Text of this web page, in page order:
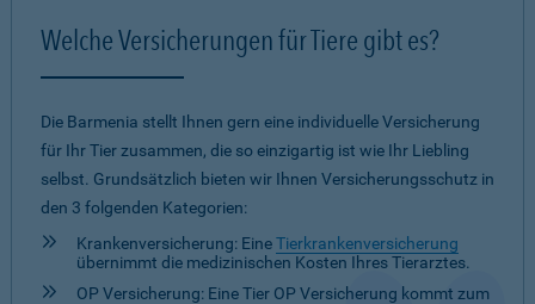
Welche Versicherungen für Tiere gibt es?
Die Barmenia stellt Ihnen gern eine individuelle Versicherung
für Ihr Tier zusammen, die so einzigartig ist wie Ihr Liebling
selbst. Grundsätzlich bieten wir Ihnen Versicherungsschutz in
den 3 folgenden Kategorien:
Krankenversicherung: EineTierkrankenversicherung
übernimmt die medizinischen Kosten Ihres Tierarztes.
OP Versicherung: Eine Tier OP Versicherung kommt zum